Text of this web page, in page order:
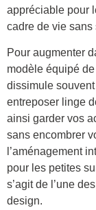
appréciable pour
cadre de vie sans
Pour augmenter
modèle équipé
dissimule
entreposer linge
ainsi garder vos
sans encombrer
l’aménagement
pour les petites
s’agit de l’une
design.